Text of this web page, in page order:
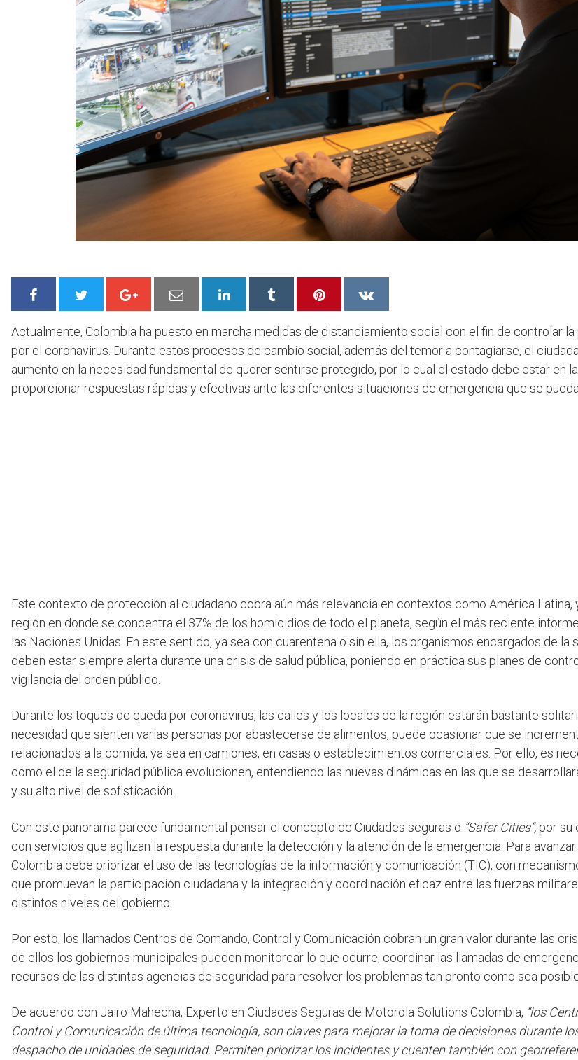
Actualmente, Colombia ha puesto en marcha medidas de distanciamiento social con el fin de controlar
por el coronavirus. Durante estos procesos de cambio social, además del temor a contagiarse, el
aumento en la necesidad fundamental de querer sentirse protegido, por lo cual el estado debe estar en
proporcionar respuestas rápidas y efectivas ante las diferentes situaciones de emergencia que se
Este contexto de protección al ciudadano cobra aún más relevancia en contextos como América Latina,
región en donde se concentra el 37% de los homicidios de todo el planeta, según el más reciente
las Naciones Unidas. En este sentido, ya sea con cuarentena o sin ella, los organismos encargados de la
deben estar siempre alerta durante una crisis de salud pública, poniendo en práctica sus planes de
vigilancia del orden público.
Durante los toques de queda por coronavirus, las calles y los locales de la región estarán bastante
necesidad que sienten varias personas por abastecerse de alimentos, puede ocasionar que se
relacionados a la comida, ya sea en camiones, en casas o establecimientos comerciales. Por ello, es
como el de la seguridad pública evolucionen, entendiendo las nuevas dinámicas en las que se
y su alto nivel de sofisticación.
Con este panorama parece fundamental pensar el concepto de Ciudades seguras o “Safer Cities”, por su
con servicios que agilizan la respuesta durante la detección y la atención de la emergencia. Para
Colombia debe priorizar el uso de las tecnologías de la información y comunicación (TIC), con
que promuevan la participación ciudadana y la integración y coordinación eficaz entre las fuerzas
distintos niveles del gobierno.
Por esto, los llamados Centros de Comando, Control y Comunicación cobran un gran valor durante las
de ellos los gobiernos municipales pueden monitorear lo que ocurre, coordinar las llamadas de
recursos de las distintas agencias de seguridad para resolver los problemas tan pronto como sea
De acuerdo con Jairo Mahecha, Experto en Ciudades Seguras de Motorola Solutions Colombia, “los
Control y Comunicación de última tecnología, son claves para mejorar la toma de decisiones durante
despacho de unidades de seguridad. Permiten priorizar los incidentes y cuenten también con